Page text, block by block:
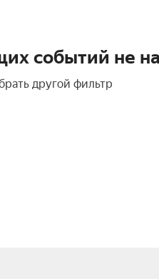
событий не
другой фильтр